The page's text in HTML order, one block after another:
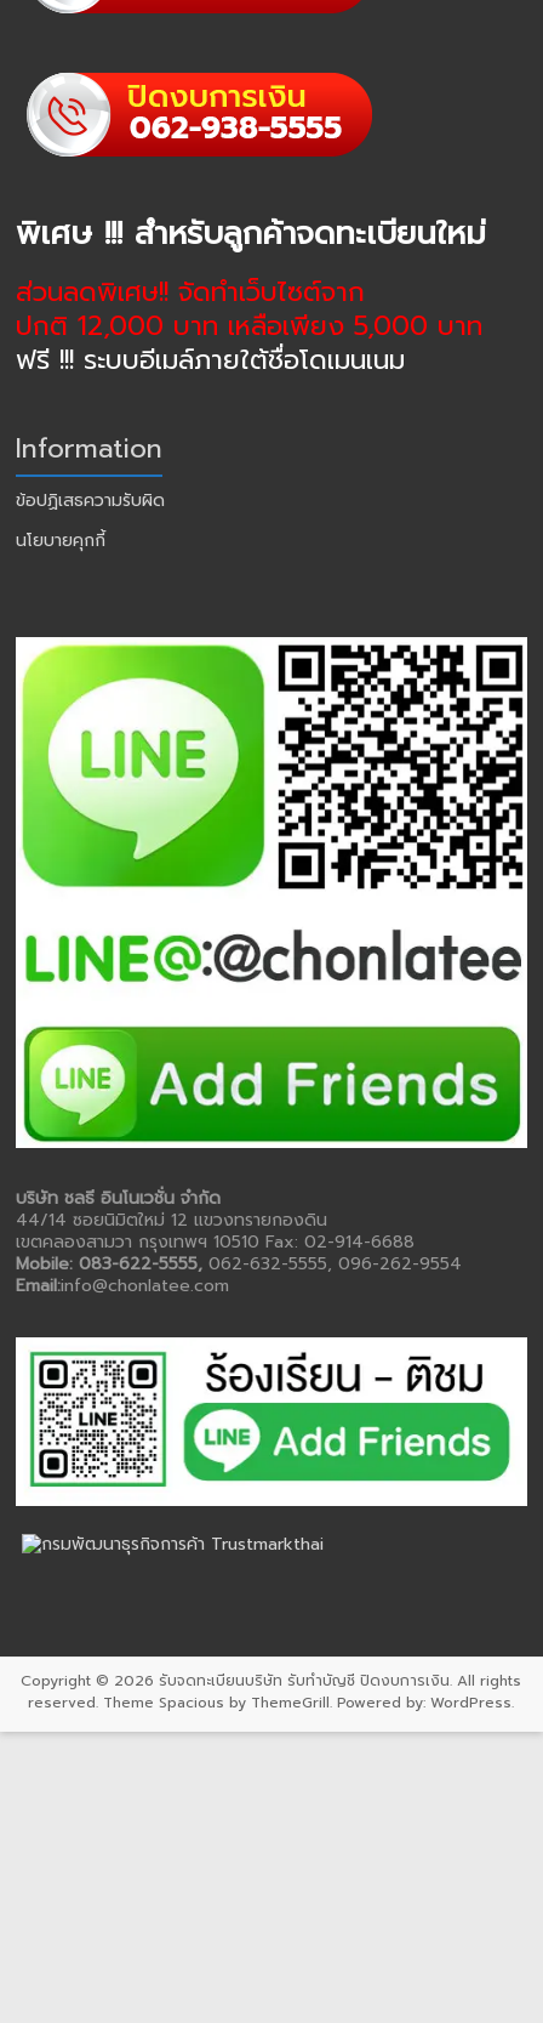
พิเศษ !!! สำหรับลูกค้าจดทะเบียนใหม่
ส่วนลดพิเศษ!! จัดทำเว็บไซต์จาก
ปกติ 12,000 บาท เหลือเพียง 5,000 บาท
ฟรี !!! ระบบอีเมล์ภายใต้ชื่อโดเมนเนม
Information
ข้อปฏิเสธความรับผิด
นโยบายคุกกี้
บริษัท ชลธี อินโนเวชั่น จำกัด
44/14 ซอยนิมิตใหม่ 12 แขวงทรายกองดิน
เขตคลองสามวา กรุงเทพฯ 10510 Fax: 02-914-6688
Mobile: 083-622-5555,062-632-5555, 096-262-9554
Email:info@chonlatee.com
Copyright © 2026 รับจดทะเบียนบริษัท รับทำบัญชี ปิดงบการเงิน. All rights
reserved. ThemeSpacious by ThemeGrill. Powered by:WordPress.